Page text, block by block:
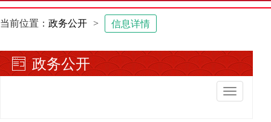
当前位置： 政务公开 > 信息详情
政务公开
切
换